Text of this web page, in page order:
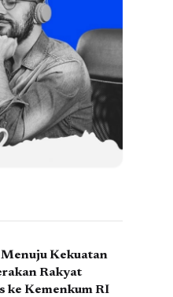
Kekuatan
Rakyat
ke Kemenkum RI